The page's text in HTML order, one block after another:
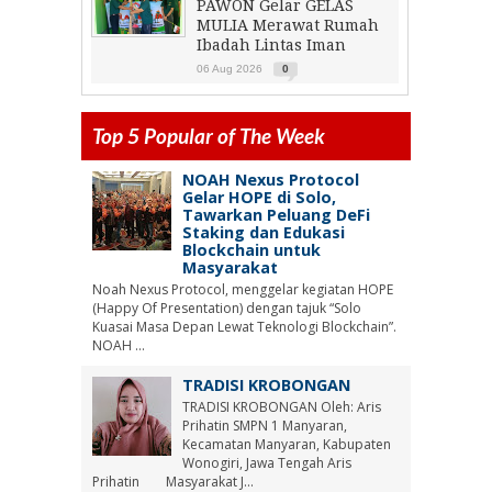
PAWON Gelar GELAS
MULIA Merawat Rumah
Ibadah Lintas Iman
06 Aug 2026 0
Top 5 Popular of The Week
NOAH Nexus Protocol
Gelar HOPE di Solo,
Tawarkan Peluang DeFi
Staking dan Edukasi
Blockchain untuk
Masyarakat
Noah Nexus Protocol, menggelar kegiatan HOPE
(Happy Of Presentation) dengan tajuk “Solo
Kuasai Masa Depan Lewat Teknologi Blockchain”.
NOAH ...
TRADISI KROBONGAN
TRADISI KROBONGAN Oleh: Aris
Prihatin SMPN 1 Manyaran,
Kecamatan Manyaran, Kabupaten
Wonogiri, Jawa Tengah Aris
Prihatin Masyarakat J...